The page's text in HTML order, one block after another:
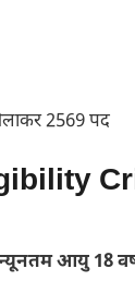
2569 पद
आयु 18